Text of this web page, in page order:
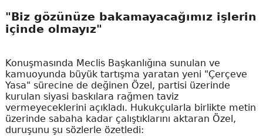
"Biz gözünüze bakamayacağımız işlerin
içinde olmayız"
Konuşmasında Meclis Başkanlığına sunulan ve
kamuoyunda büyük tartışma yaratan yeni "Çerçeve
Yasa" sürecine de değinen Özel, partisi üzerinde
kurulan siyasi baskılara rağmen taviz
vermeyeceklerini açıkladı. Hukukçularla birlikte metin
üzerinde sabaha kadar çalıştıklarını aktaran Özel,
duruşunu şu sözlerle özetledi: